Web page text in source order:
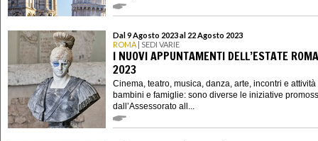
Dal 9 Agosto 2023 al 22 Agosto 2023
ROMA | SEDI VARIE
I NUOVI APPUNTAMENTI DELL’ESTATE
2023
Cinema, teatro, musica, danza, arte, incontri e attività
bambini e famiglie: sono diverse le iniziative
dall’Assessorato all...